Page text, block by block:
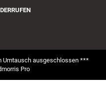
Umtausch ausgeschlossen ***
Pro